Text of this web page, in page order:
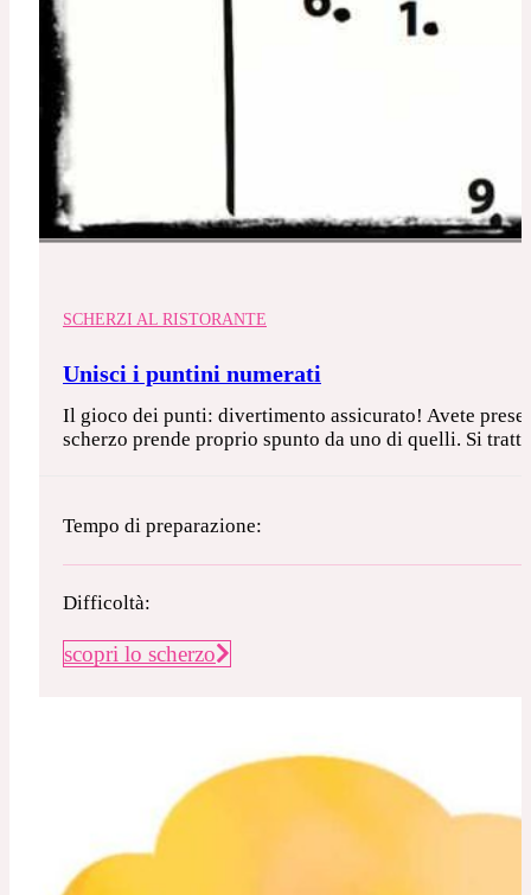
SCHERZI AL RISTORANTE
Unisci i puntini numerati
Il gioco dei punti: divertimento assicurato! Avete
scherzo prende proprio spunto da uno di quelli. Si
Tempo di preparazione:
Difficoltà:
scopri lo scherzo